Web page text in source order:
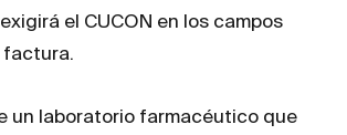
exigirá el CUCON en los campos
factura.
un laboratorio farmacéutico que